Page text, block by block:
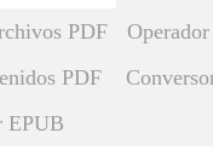
PDF
PDF
EPUB